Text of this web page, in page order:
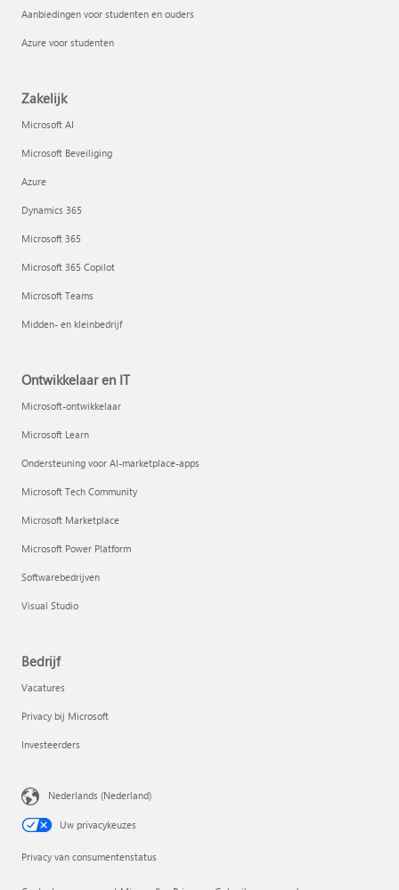
Aanbiedingen voor studenten en ouders
Azure voor studenten
Zakelijk
Microsoft AI
Microsoft Beveiliging
Azure
Dynamics 365
Microsoft 365
Microsoft 365 Copilot
Microsoft Teams
Midden- en kleinbedrijf
Ontwikkelaar en IT
Microsoft-ontwikkelaar
Microsoft Learn
Ondersteuning voor AI-marketplace-apps
Microsoft Tech Community
Microsoft Marketplace
Microsoft Power Platform
Softwarebedrijven
Visual Studio
Bedrijf
Vacatures
Privacy bij Microsoft
Investeerders
Nederlands (Nederland)
Uw privacykeuzes
Privacy van consumentenstatus